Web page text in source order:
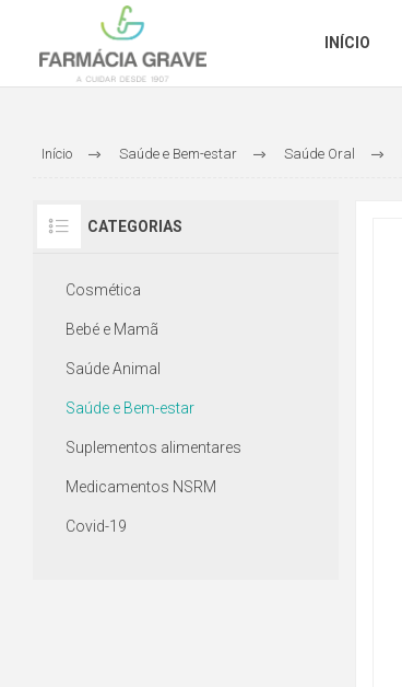
INÍCIO
Início Saúde e Bem-estar Saúde Oral
CATEGORIAS
Cosmética
Bebé e Mamã
Saúde Animal
Saúde e Bem-estar
Suplementos alimentares
Medicamentos NSRM
Covid-19